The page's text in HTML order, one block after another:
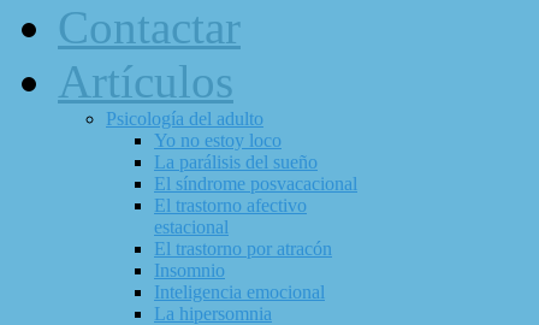
Contactar
Artículos
Psicología del adulto
Yo no estoy loco
La parálisis del sueño
El síndrome posvacacional
El trastorno afectivo
estacional
El trastorno por atracón
Insomnio
Inteligencia emocional
La hipersomnia